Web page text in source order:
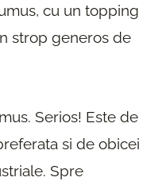
cu un topping
strop generos de
Serios! Este de
si de obicei
Spre